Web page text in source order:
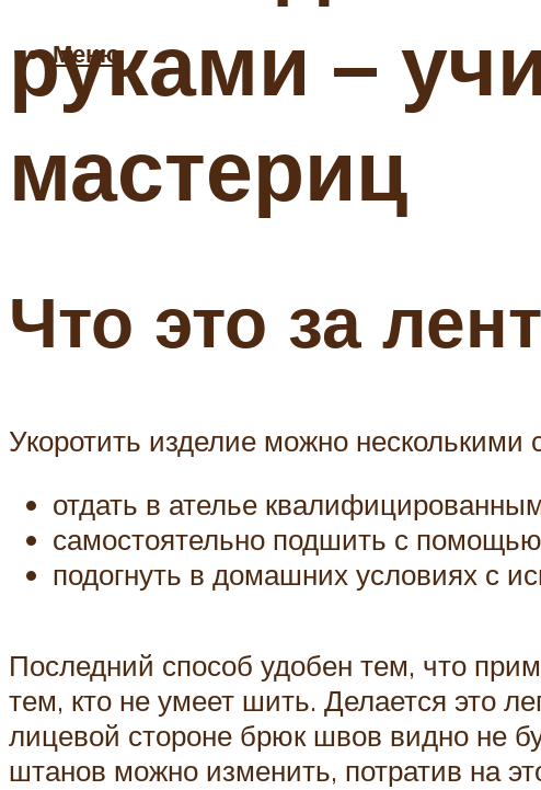
Меню
руками –
мастериц
Что это за
Укоротить изделие можно несколькими
отдать в ателье
самостоятельно подшить с помощью
подогнуть в домашних условиях с
Последний способ удобен тем, что
тем, кто не умеет шить. Делается это
лицевой стороне брюк швов видно не
штанов можно изменить, потратив на